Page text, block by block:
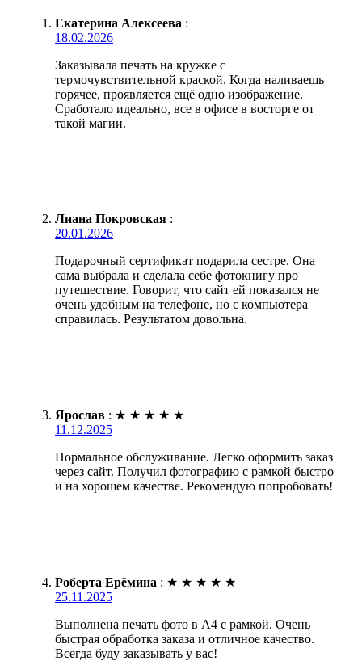
Екатерина Алексеева :
18.02.2026
Заказывала печать на кружке с
термочувствительной краской. Когда наливаешь
горячее, проявляется ещё одно изображение.
Сработало идеально, все в офисе в восторге от
такой магии.
Лиана Покровская :
20.01.2026
Подарочный сертификат подарила сестре. Она
сама выбрала и сделала себе фотокнигу про
путешествие. Говорит, что сайт ей показался не
очень удобным на телефоне, но с компьютера
справилась. Результатом довольна.
Ярослав : ★ ★ ★ ★ ★
11.12.2025
Нормальное обслуживание. Легко оформить заказ
через сайт. Получил фотографию с рамкой быстро
и на хорошем качестве. Рекомендую попробовать!
Роберта Ерёмина : ★ ★ ★ ★ ★
25.11.2025
Выполнена печать фото в А4 с рамкой. Очень
быстрая обработка заказа и отличное качество.
Всегда буду заказывать у вас!